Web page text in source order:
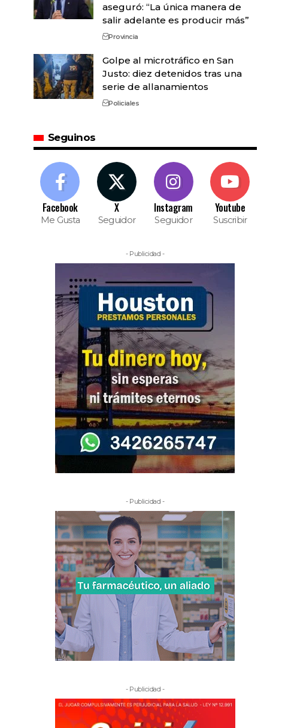
aseguró: “La única manera de
salir adelante es producir más”
Provincia
Golpe al microtráfico en San
Justo: diez detenidos tras una
serie de allanamientos
Policiales
Seguinos
Facebook
Me Gusta
X
Seguidor
Instagram
Seguidor
Youtube
Suscribir
- Publicidad -
- Publicidad -
- Publicidad -